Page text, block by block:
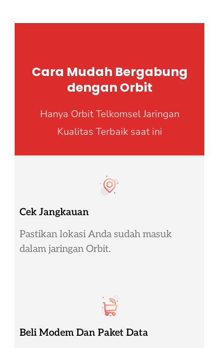
Cara Mudah Bergabung
dengan Orbit
Hanya Orbit Telkomsel Jaringan
Kualitas Terbaik saat ini
Cek Jangkauan
Pastikan lokasi Anda sudah masuk
dalam jaringan Orbit.
Beli Modem Dan Paket Data